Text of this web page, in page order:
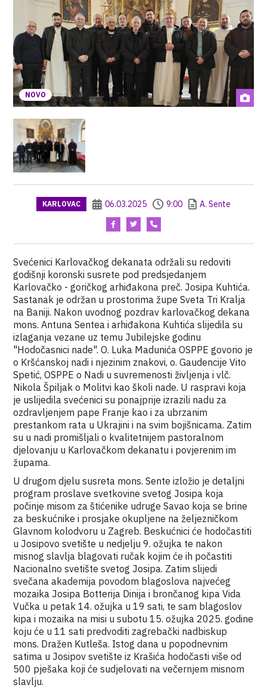
NOVO
KARLOVAC 06.03.2025 9:00 A. Sente
Svećenici Karlovačkog dekanata održali su redoviti
godišnji koronski susrete pod predsjedanjem
Karlovačko - goričkog arhiđakona preč. Josipa Kuhtića.
Sastanak je održan u prostorima župe Sveta Tri Kralja
na Baniji. Nakon uvodnog pozdrav karlovačkog dekana
mons. Antuna Sentea i arhiđakona Kuhtića slijedila su
izlaganja vezane uz temu Jubilejske godinu
"Hodočasnici nade". O. Luka Madunića OSPPE govorio je
o Kršćanskoj nadi i njezinim znakovi, o. Gaudencije Vito
Spetić, OSPPE o Nadi u suvremenosti življenja i vlč.
Nikola Špiljak o Molitvi kao školi nade. U raspravi koja
je uslijedila svećenici su ponajprije izrazili nadu za
ozdravljenjem pape Franje kao i za ubrzanim
prestankom rata u Ukrajini i na svim bojišnicama. Zatim
su u nadi promišljali o kvalitetnijem pastoralnom
djelovanju u Karlovačkom dekanatu i povjerenim im
župama.
U drugom djelu susreta mons. Sente izložio je detaljni
program proslave svetkovine svetog Josipa koja
počinje misom za štićenike udruge Savao koja se brine
za beskućnike i prosjake okupljene na željezničkom
Glavnom kolodvoru u Zagreb. Beskućnici će hodočastiti
u Josipovo svetište u nedjelju 9. ožujka te nakon
misnog slavlja blagovati ručak kojim će ih počastiti
Nacionalno svetište svetog Josipa. Zatim slijedi
svečana akademija povodom blagoslova najvećeg
mozaika Josipa Botterija Dinija i brončanog kipa Vida
Vučka u petak 14. ožujka u 19 sati, te sam blagoslov
kipa i mozaika na misi u subotu 15. ožujka 2025. godine
koju će u 11 sati predvoditi zagrebački nadbiskup
mons. Dražen Kutleša. Istog dana u popodnevnim
satima u Josipov svetište iz Krašića hodočasti više od
500 pješaka koji će sudjelovati na večernjem misnom
slavlju.